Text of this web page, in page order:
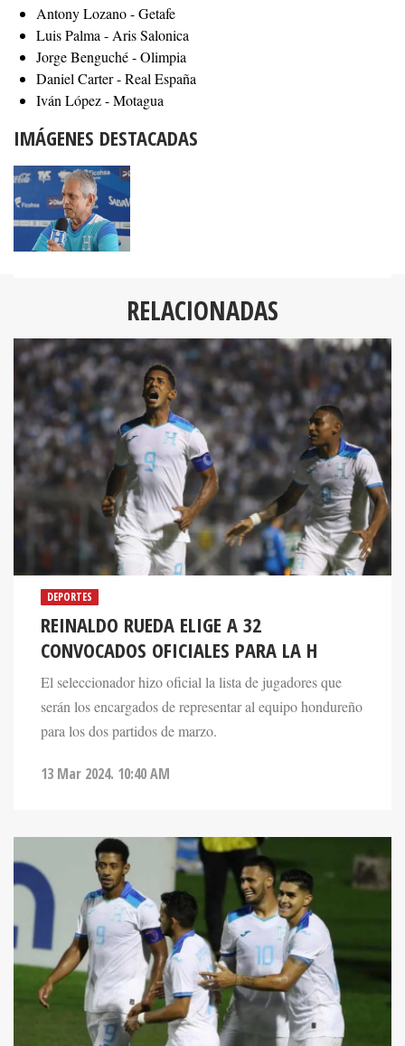
Antony Lozano - Getafe
Luis Palma - Aris Salonica
Jorge Benguché - Olimpia
Daniel Carter - Real España
Iván López - Motagua
IMÁGENES DESTACADAS
RELACIONADAS
DEPORTES
REINALDO RUEDA ELIGE A 32
CONVOCADOS OFICIALES PARA LA H
El seleccionador hizo oficial la lista de jugadores que
serán los encargados de representar al equipo hondureño
para los dos partidos de marzo.
13 Mar 2024. 10:40 AM